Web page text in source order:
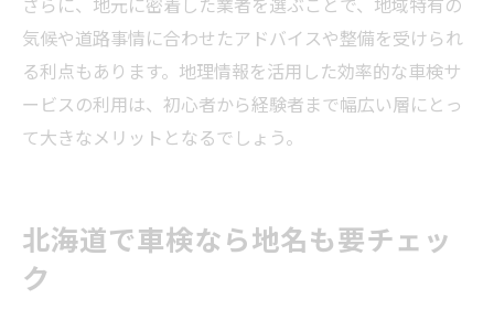
気候や道路事情に合わせたアドバイスや整備を受けられ
る利点もあります。地理情報を活用した効率的な車検サ
ービスの利用は、初心者から経験者まで幅広い層にとっ
て大きなメリットとなるでしょう。
北海道で車検なら地名も要チェッ
ク